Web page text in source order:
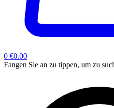
0 €0.00
Fangen Sie an zu tippen, um zu